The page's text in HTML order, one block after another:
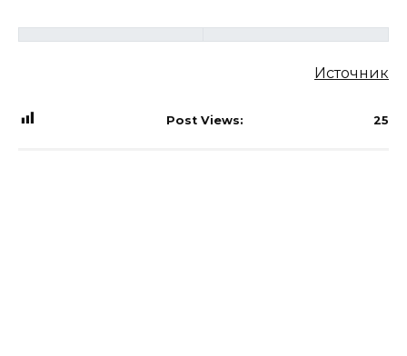
Источник
Post Views: 25